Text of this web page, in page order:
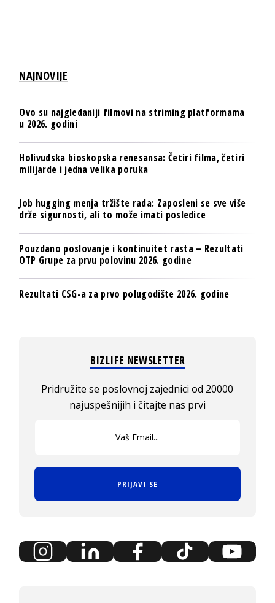
NAJNOVIJE
Ovo su najgledaniji filmovi na striming platformama
u 2026. godini
Holivudska bioskopska renesansa: Četiri filma, četiri
milijarde i jedna velika poruka
Job hugging menja tržište rada: Zaposleni se sve više
drže sigurnosti, ali to može imati posledice
Pouzdano poslovanje i kontinuitet rasta – Rezultati
OTP Grupe za prvu polovinu 2026. godine
Rezultati CSG-a za prvo polugodište 2026. godine
BIZLIFE NEWSLETTER
Pridružite se poslovnoj zajednici od 20000
najuspešnijih i čitajte nas prvi
PRIJAVI SE